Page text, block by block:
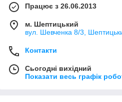
Працює з 26.06.2013
м. Шептицький
вул. Шевченка 8/3,
Контакти
Сьогодні вихідний
Показати весь графік